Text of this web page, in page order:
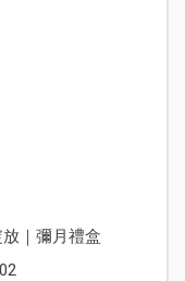
放｜彌月禮盒